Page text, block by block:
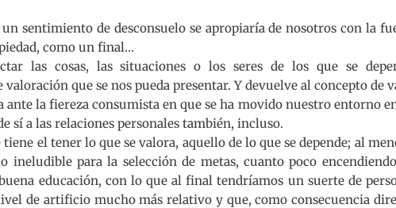
sentimiento de desconsuelo se apropiaría de nosotros con la
como un final…
las cosas, las situaciones o los seres de los que se
que se nos pueda presentar. Y devuelve al concepto de
ante la fiereza consumista en que se ha movido nuestro entorno
sí a las relaciones personales también, incluso.
el tener lo que se valora, aquello de lo que se depende; al
para la selección de metas, cuanto poco
educación, con lo que al final tendríamos un suerte de
de artificio mucho más relativo y que, como consecuencia